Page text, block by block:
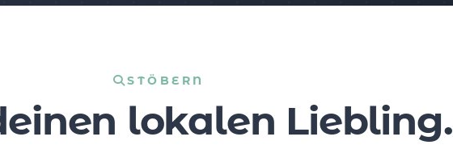
STÖBERN
lokalen Liebling.